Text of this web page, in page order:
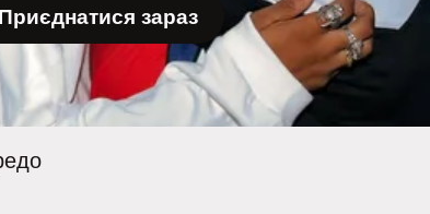
Приєднатися зараз